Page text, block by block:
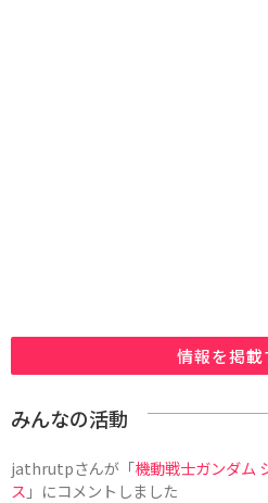
情報を掲載
みんなの活動
jathrutpさんが「機動戦士ガンダム
ス 」にコメントしました